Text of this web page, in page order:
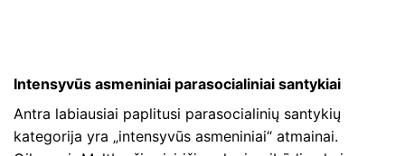
Intensyvūs asmeniniai parasocialiniai santykiai
Antra labiausiai paplitusi parasocialinių santykių
kategorija yra „intensyvūs asmeniniai“ atmainai.